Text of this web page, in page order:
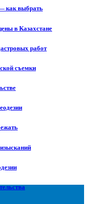
как выбрать
в Казахстане
работ
съемки